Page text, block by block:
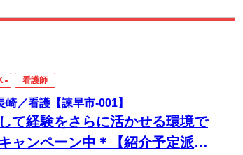
看護師
／看護【諫早市-001】
て経験をさらに活かせる環境で
ャンペーン中＊【紹介予定派